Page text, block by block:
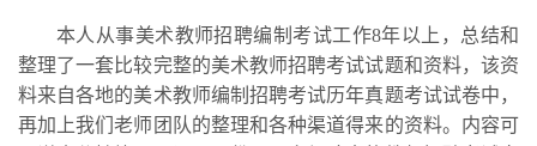
本人从事美术教师招聘编制考试工作8年以上，总结和
整理了一套比较完整的美术教师招聘考试试题和资料，该资
料来自各地的美术教师编制招聘考试历年真题考试试卷中，
再加上我们老师团队的整理和各种渠道得来的资料。内容可